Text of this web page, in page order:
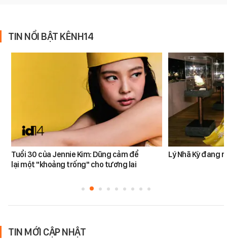
TIN NỔI BẬT KÊNH14
Tuổi 30 của Jennie Kim: Dũng cảm để
lại một "khoảng trống" cho tương lai
Lý Nhã Kỳ đang
TIN MỚI CẬP NHẬT